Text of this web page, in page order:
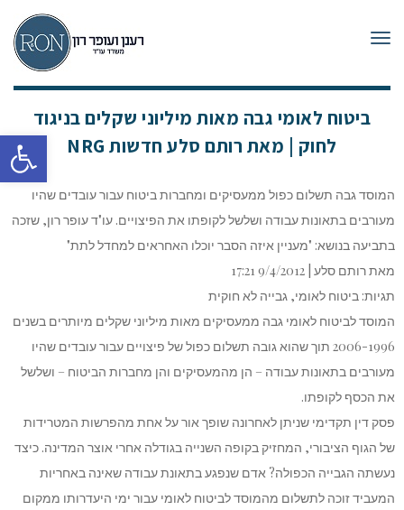
פתח
תפריט
ביטוח לאומי גבה מאות מיליוני שקלים בניגוד
לחוק | מאת רותם סלע חדשות NRG
המוסד גבה תשלום כפול ממעסיקים ומחברות ביטוח עבור עובדים שהיו
מעורבים בתאונות עבודה ושלשל לקופתו את הפיצויים. עו"ד עופר רון, שזכה
בתביעה בנושא: "מעניין איזה הסבר יוכלו האחראים למחדל לתת"
מאת רותם סלע | 9/4/2012 17:21
תגיות: ביטוח לאומי, גבייה לא חוקית
המוסד לביטוח לאומי גבה ממעסיקים מאות מיליוני שקלים מיותרים בשנים
2006-1996 תוך שהוא גובה תשלום כפול של פיצויים עבור עובדים שהיו
מעורבים בתאונות עבודה – הן מהמעסיקים והן מחברות הביטוח – ושלשל
את הכסף לקופתו.
פסק דין תקדימי שניתן לאחרונה שופך אור על אחת מהפרשות המטרידות
של הגוף הציבורי, המחזיק בקופה השנייה בגודלה אחרי אוצר המדינה. כיצד
נעשתה הגבייה הכפולה? אדם שנפגע בתאונת עבודה שאינה באחריות
המעביד זוכה לתשלום מהמוסד לביטוח לאומי עבור ימי היעדרותו ממקום